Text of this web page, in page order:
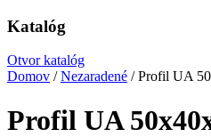
Katalóg
Otvor katalóg
Domov /Nezaradené / Profil UA
Profil UA